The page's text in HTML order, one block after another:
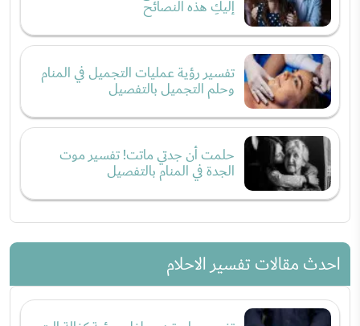
إليكِ هذه النصائح
تفسير رؤية عمليات التجميل في المنام
وحلم التجميل بالتفصيل
حلمت أن جدتي ماتت! تفسير موت
الجدة في المنام بالتفصيل
احدث مقالات تفسير الاحلام